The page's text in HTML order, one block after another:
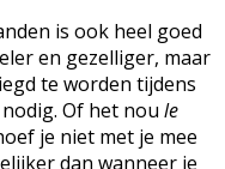
is ook heel goed
en gezelliger, maar
te worden tijdens
Of het nou le
je niet met je mee
dan wanneer je